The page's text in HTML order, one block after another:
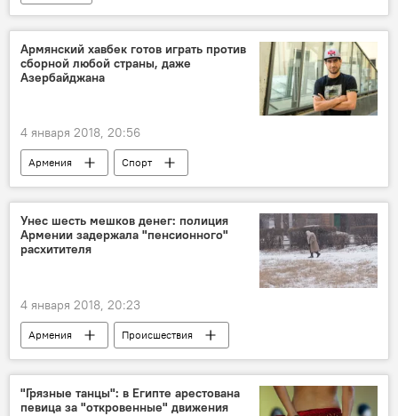
Армянский хавбек готов играть против
сборной любой страны, даже
Азербайджана
4 января 2018, 20:56
Армения Спорт
Унес шесть мешков денег: полиция
Армении задержала "пенсионного"
расхитителя
4 января 2018, 20:23
Армения Происшествия
"Грязные танцы": в Египте арестована
певица за "откровенные" движения